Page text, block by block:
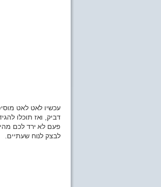
עכשיו לאט לאט
דביק, ואז תוכלו
פעם לא ירד לכם
לבצק לנוח שעתיים.